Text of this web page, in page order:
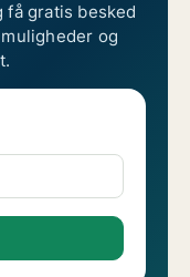
få gratis besked
og